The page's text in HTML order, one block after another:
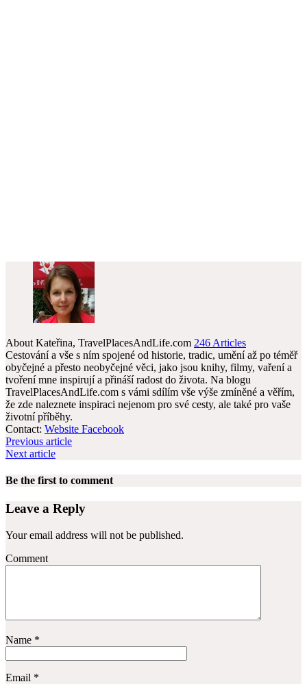
About Kateřina, TravelPlacesAndLife.com 246 Articles
Cestování a vše s ním spojené od historie, tradic, umění až po téměř
obyčejné a přesto neobyčejné věci, jako jsou knihy, filmy, vaření a
tvoření mne inspirují a přináší radost do života. Na blogu
TravelPlacesAndLife.com s vámi sdílím vše výše zmíněné a věřím,
že zde naleznete inspiraci nejenom pro své cesty, ale také pro vaše
životní příběhy.
Contact: Website Facebook
Previous article
Next article
Be the first to comment
Leave a Reply
Your email address will not be published.
Comment
Name *
Email *